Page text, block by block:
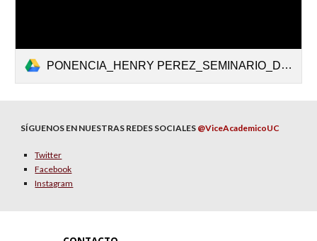
PONENCIA_HENRY PEREZ_SEMINARIO_DE LA NORMA A LA ACCION_COBBFOUC.pdf
SÍGUENOS EN NUESTRAS REDES SOCIALES @ViceAcademicoUC
Twitter
Facebook
Instagram